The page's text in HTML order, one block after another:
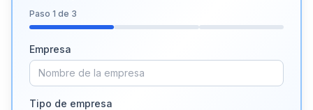
Paso 1 de 3
Empresa
Tipo de empresa